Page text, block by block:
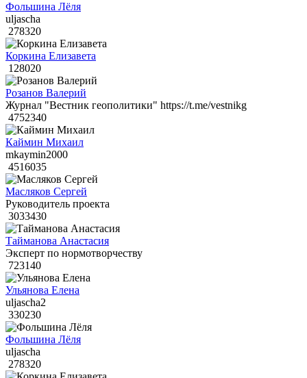
Фольшина Лёля
uljascha
278320
Коркина Елизавета
128020
Розанов Валерий
Журнал "Вестник геополитики" https://t.me/vestnikg
4752340
Каймин Михаил
mkaymin2000
4516035
Масляков Сергей
Руководитель проекта
3033430
Тайманова Анастасия
Эксперт по нормотворчеству
723140
Ульянова Елена
uljascha2
330230
Фольшина Лёля
uljascha
278320